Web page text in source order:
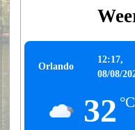
Orlando
12:17,
08/08/
32 °C